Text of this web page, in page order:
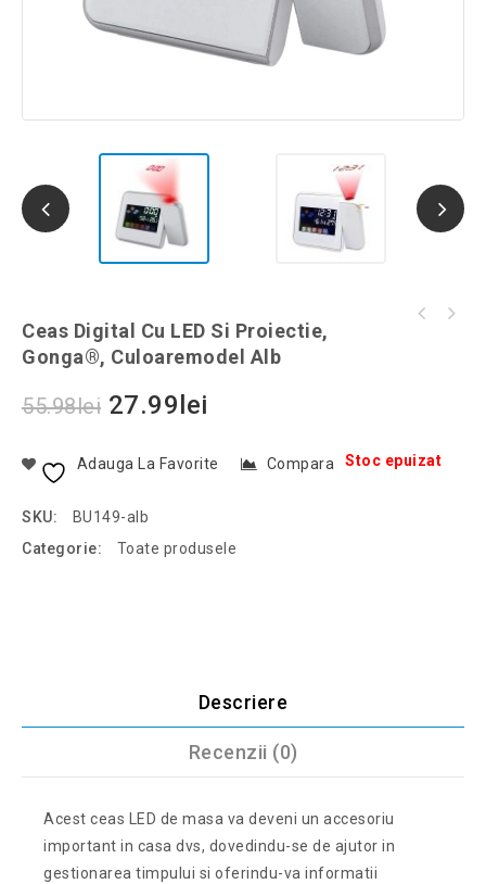
Ceas Digital Cu LED Si Proiectie,
Gonga®, Culoaremodel Alb
55.98lei 27.99 lei
Stoc epuizat
Adauga La Favorite Compara
SKU:
BU149-alb
Categorie:
Toate produsele
Descriere
Recenzii (0)
Acest ceas LED de masa va deveni un accesoriu
important in casa dvs, dovedindu-se de ajutor in
gestionarea timpului si oferindu-va informatii